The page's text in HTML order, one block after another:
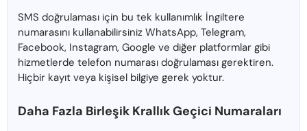
SMS doğrulaması için bu tek kullanımlık İngiltere
numarasını kullanabilirsiniz WhatsApp, Telegram,
Facebook, Instagram, Google ve diğer platformlar gibi
hizmetlerde telefon numarası doğrulaması gerektiren.
Hiçbir kayıt veya kişisel bilgiye gerek yoktur.
Daha Fazla Birleşik Krallık Geçici Numaraları